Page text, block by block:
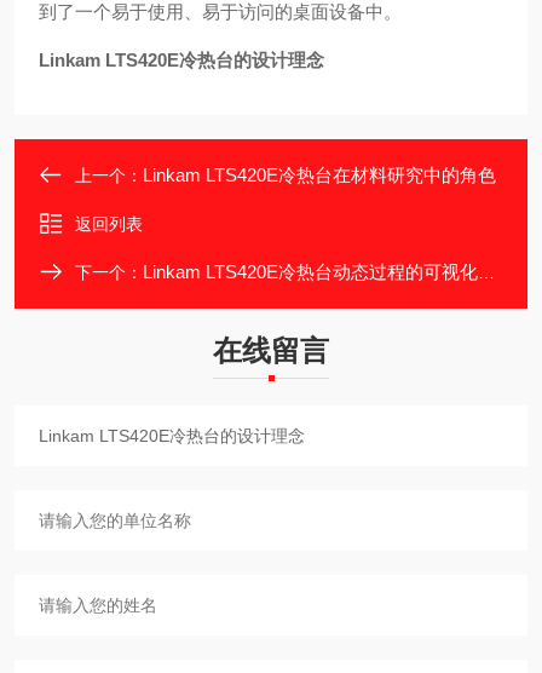
到了一个易于使用、易于访问的桌面设备中。
Linkam LTS420E冷热台的设计理念
上一个： Linkam LTS420E冷热台在材料研究中的角色
返回列表
下一个： Linkam LTS420E冷热台动态过程的可视化平台
在线留言